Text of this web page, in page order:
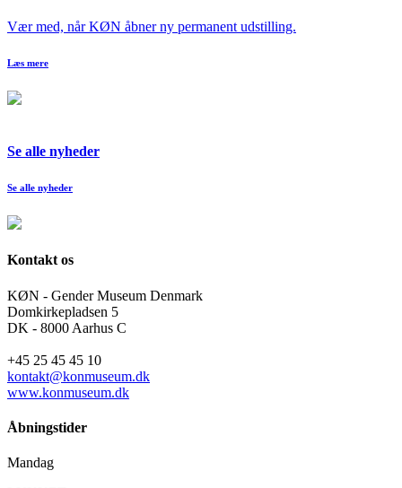
Vær med, når KØN åbner ny permanent udstilling.
Læs mere
Se alle nyheder
Se alle nyheder
Kontakt os
KØN - Gender Museum Denmark
Domkirkepladsen 5
DK - 8000 Aarhus C
+45 25 45 45 10
kontakt@konmuseum.dk
www.konmuseum.dk
Åbningstider
Mandag